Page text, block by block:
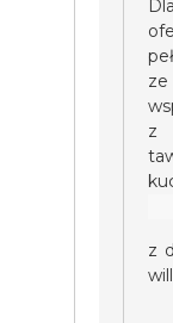
ze
z